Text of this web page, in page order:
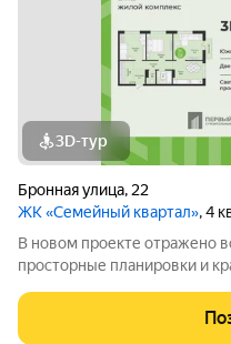
3D-тур
Бронная улица, 22
ЖК «Семейный квартал», 4
В новом проекте отражено
просторные планировки и
уютная придомовая
а также приятная